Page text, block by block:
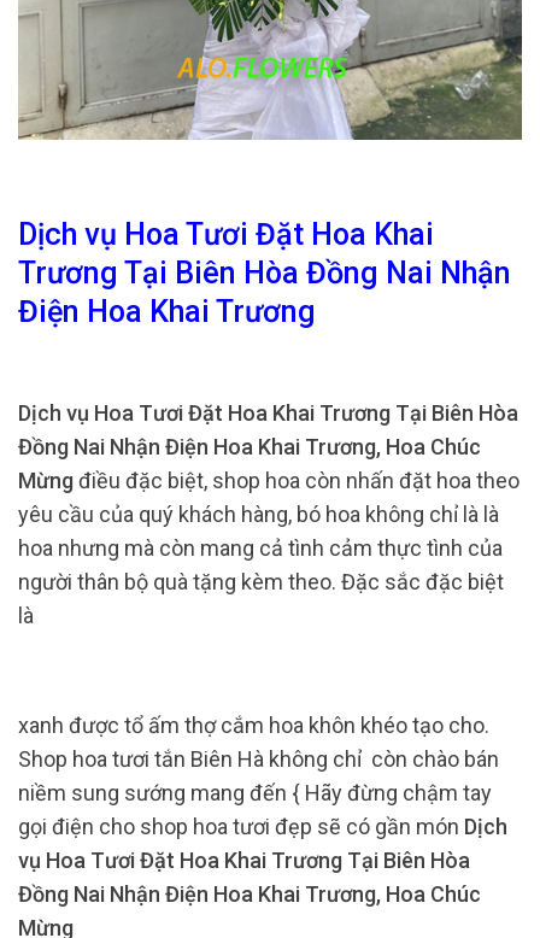
Dịch vụ Hoa Tươi Đặt Hoa Khai
Trương Tại Biên Hòa Đồng Nai Nhận
Điện Hoa Khai Trương
Dịch vụ Hoa Tươi Đặt Hoa Khai Trương Tại Biên Hòa
Đồng Nai Nhận Điện Hoa Khai Trương, Hoa Chúc
Mừngđiều đặc biệt, shop hoa còn nhấn đặt hoa theo
yêu cầu của quý khách hàng, bó hoa không chỉ là là
hoa nhưng mà còn mang cả tình cảm thực tình của
người thân bộ quà tặng kèm theo. Đặc sắc đặc biệt
là
xanh được tổ ấm thợ cắm hoa khôn khéo tạo cho.
Shop hoa tươi tắn Biên Hà không chỉ còn chào bán
niềm sung sướng mang đến { Hãy đừng chậm tay
gọi điện cho shop hoa tươi đẹp sẽ có gần món Dịch
vụ Hoa Tươi Đặt Hoa Khai Trương Tại Biên Hòa
Đồng Nai Nhận Điện Hoa Khai Trương, Hoa Chúc
Mừng